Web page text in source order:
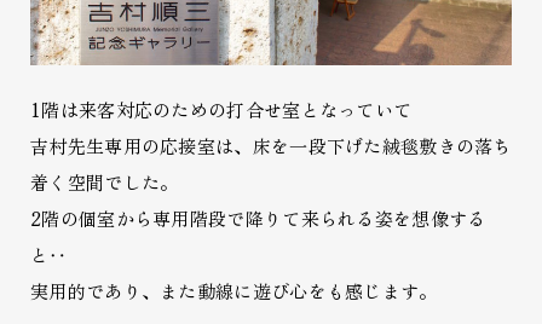
1階は来客対応のための打合せ室となっていて
吉村先生専用の応接室は、床を一段下げた絨毯敷きの落ち
着く空間でした。
2階の個室から専用階段で降りて来られる姿を想像する
と‥
実用的であり、また動線に遊び心をも感じます。